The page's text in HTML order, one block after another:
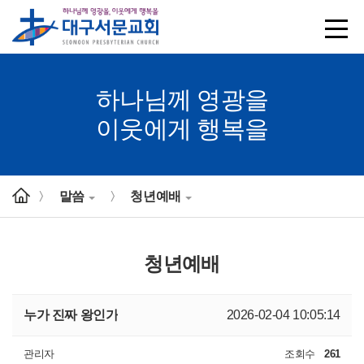
하나님께 영광을
이웃에게 행복을
> 말씀 > 청년예배
청년예배
누가 진짜 왕인가 2026-02-04 10:05:14
관리자 조회수 261